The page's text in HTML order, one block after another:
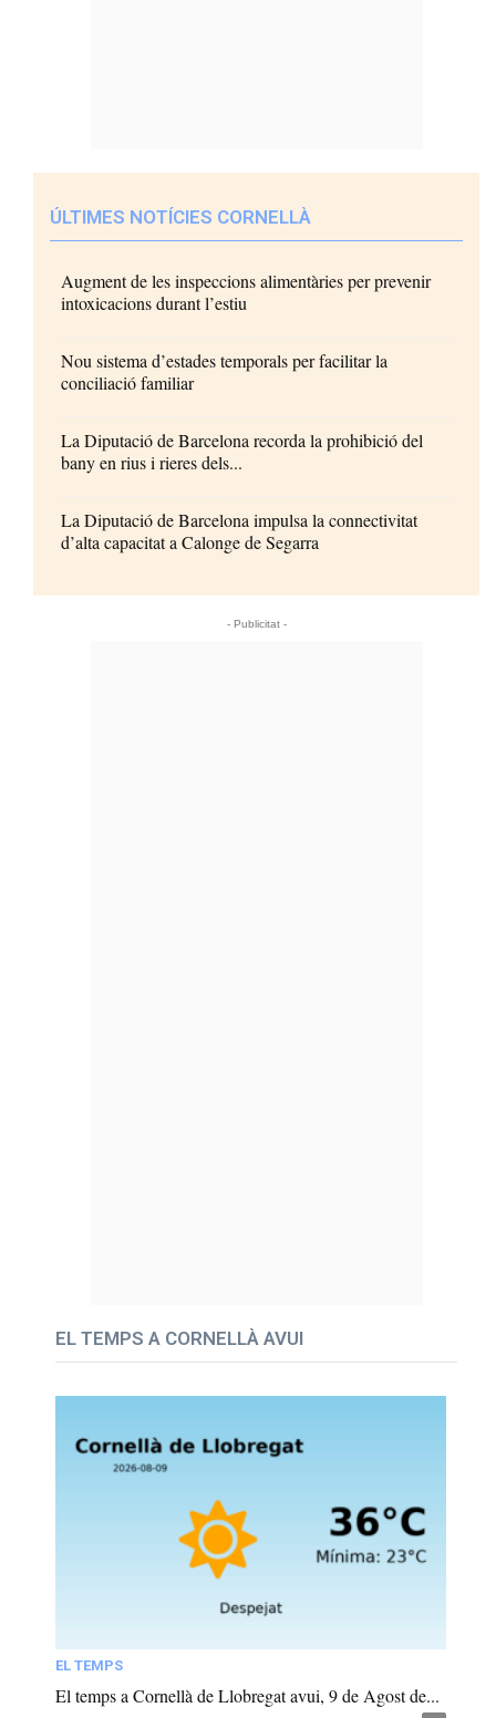
ÚLTIMES NOTÍCIES CORNELLÀ
Augment de les inspeccions alimentàries per prevenir
intoxicacions durant l’estiu
Nou sistema d’estades temporals per facilitar la
conciliació familiar
La Diputació de Barcelona recorda la prohibició del
bany en rius i rieres dels...
La Diputació de Barcelona impulsa la connectivitat
d’alta capacitat a Calonge de Segarra
- Publicitat -
EL TEMPS A CORNELLÀ AVUI
EL TEMPS
El temps a Cornellà de Llobregat avui, 9 de Agost de...